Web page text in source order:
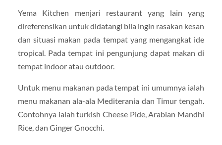
Yema Kitchen menjari restaurant yang lain yang
direferensikan untuk didatangi bila ingin rasakan kesan
dan situasi makan pada tempat yang mengangkat ide
tropical. Pada tempat ini pengunjung dapat makan di
tempat indoor atau outdoor.
Untuk menu makanan pada tempat ini umumnya ialah
menu makanan ala-ala Mediterania dan Timur tengah.
Contohnya ialah turkish Cheese Pide, Arabian Mandhi
Rice, dan Ginger Gnocchi.